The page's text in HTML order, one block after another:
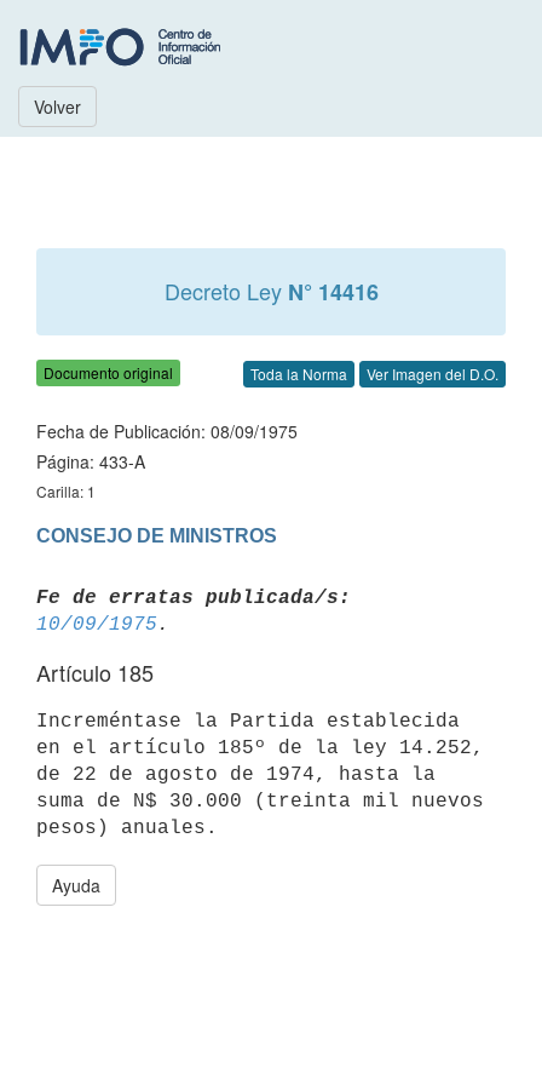
Volver
Decreto Ley N° 14416
Documento original Toda la Norma Ver Imagen del D.O.
Fecha de Publicación: 08/09/1975
Página: 433-A
Carilla: 1
CONSEJO DE MINISTROS
Fe de erratas publicada/s:
10/09/1975
Artículo 185
Increméntase la Partida establecida
en el artículo 185º de la ley 14.252,
de 22 de agosto de 1974, hasta la
suma de N$ 30.000 (treinta mil nuevos
Ayuda